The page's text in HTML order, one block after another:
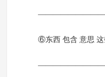
⑥东西 包含 意思 这